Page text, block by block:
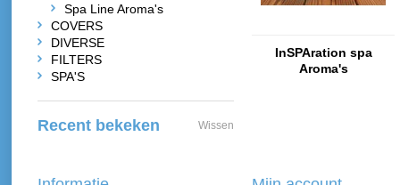
InSPAration spa
Aroma's
Spa Line Aroma's
COVERS
DIVERSE
FILTERS
SPA'S
Recent bekeken Wissen